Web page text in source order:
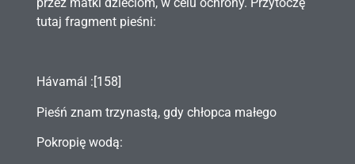
tutaj fragment pieśni:
Hávamál :[158]
Pieśń znam trzynastą, gdy chłopca małego
Pokropię wodą: